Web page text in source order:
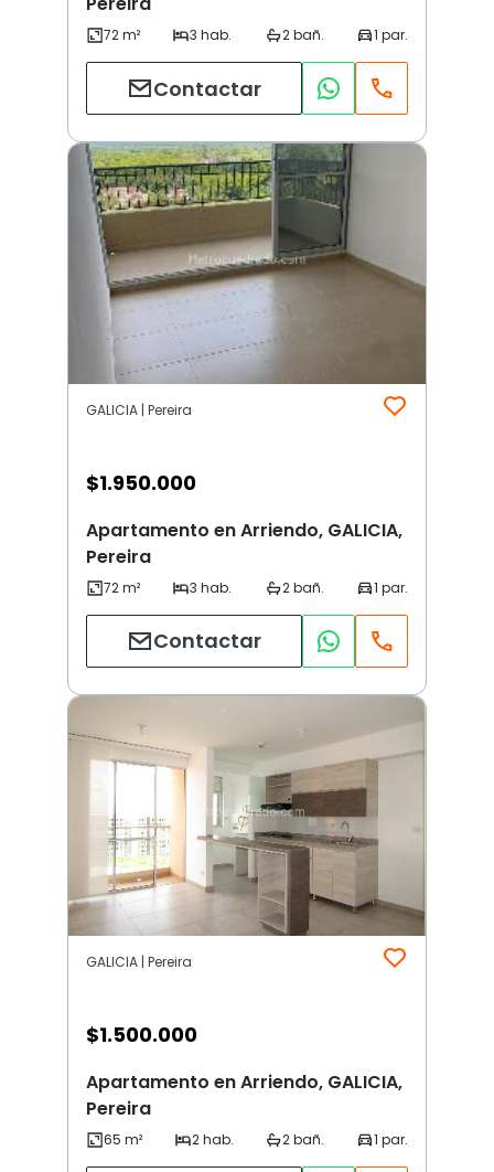
Contactar
GALICIA | Pereira
$1.950.000
Apartamento en Arriendo, GALICIA,
Pereira
Contactar
GALICIA | Pereira
$1.500.000
Apartamento en Arriendo, GALICIA,
Pereira